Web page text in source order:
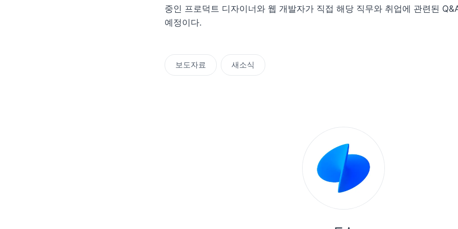
중인 프로덕트 디자이너와 웹 개발자가 직접 해당 직무와 취업에 관련된
예정이다.
보도자료 새소식